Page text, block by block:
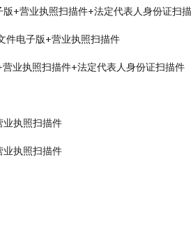
+营业执照扫描件+法定代表人身份证扫
件电子版+营业执照扫描件
业执照扫描件+法定代表人身份证扫描件
业执照扫描件
业执照扫描件